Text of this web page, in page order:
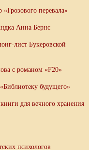
перевала»
Анна Бернс
лист Букеровской
с романом «F20»
будущего»
для вечного хранения
психологов